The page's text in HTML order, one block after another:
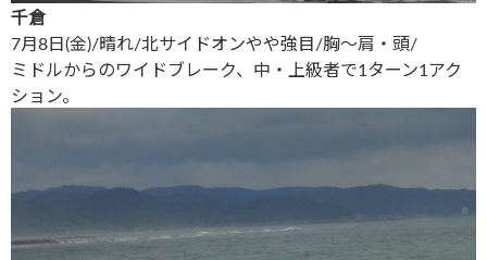
千倉
7月8日(金)/晴れ/北サイドオンやや強目/胸〜肩・頭/
ミドルからのワイドブレーク、中・上級者で1ターン1アク
ション。